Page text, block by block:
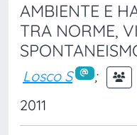
AMBIENTE E
TRA NORME,
Losco S
;
2011